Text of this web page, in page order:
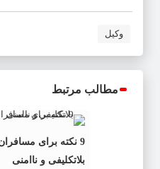
وکیل
مطالب مرتبط
9 نکته برای
بلاتکلیفی و ناامنی